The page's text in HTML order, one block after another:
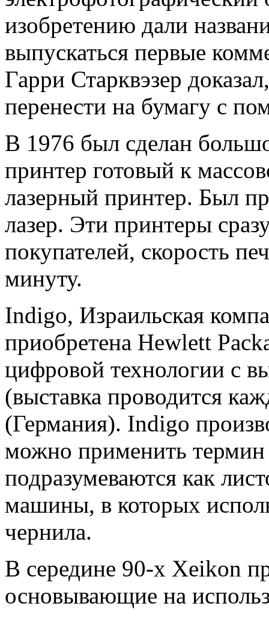
изобретению дали
выпускаться первые
Гарри Старквэзер
перенести на бумагу с
В 1976 был сделан
принтер готовый к
лазерный принтер. Был
лазер. Эти принтеры
покупателей, скорость
минуту.
Indigo, Израильская
приобретена Hewlett
цифровой технологии с
(выставка проводится
(Германия). Indigo
можно применить
подразумеваются как
машины, в которых
чернила.
В середине 90-х Xeikon
основывающие на